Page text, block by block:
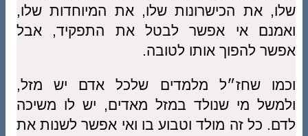
שלו, את הכישרונות שלו, את המיוחדות שלו,
ואמנם אי אפשר לבטל את התפקיד, אבל
אפשר להפוך אותו לטובה.
וכמו שחז״ל מלמדים שלכל אדם יש מזל,
ולמשל מי שנולד במזל מאדים, יש לו משיכה
לדם. כל זה מולד וטבוע בו ואי אפשר לשנות את